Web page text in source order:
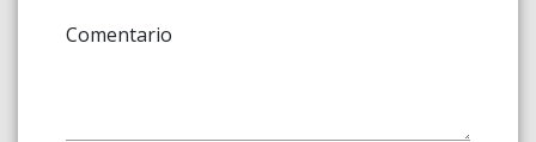
Comentario